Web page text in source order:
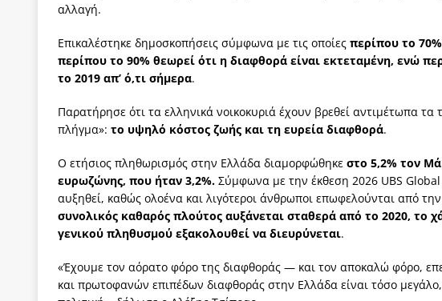
αλλαγή.
Επικαλέστηκε δημοσκοπήσεις σύμφωνα με τις οποίες περίπου το
περίπου το 90% θεωρεί ότι η διαφθορά είναι εκτεταμένη, ενώ
το 2019 απ’ ό,τι σήμερα.
Παρατήρησε ότι τα ελληνικά νοικοκυριά έχουν βρεθεί αντιμέτωπα τα
πλήγμα»: το υψηλό κόστος ζωής και τη ευρεία διαφθορά.
Ο ετήσιος πληθωρισμός στην Ελλάδα διαμορφώθηκε στο 5,2% τον
ευρωζώνης, που ήταν 3,2%. Σύμφωνα με την έκθεση 2026 UBS
αυξηθεί, καθώς ολοένα και λιγότεροι άνθρωποι επωφελούνται από
συνολικός καθαρός πλούτος αυξάνεται σταθερά από το 2020, το
γενικού πληθυσμού εξακολουθεί να διευρύνεται.
«Έχουμε τον αόρατο φόρο της διαφθοράς — και τον αποκαλώ φόρο,
και πρωτοφανών επιπέδων διαφθοράς στην Ελλάδα είναι τόσο